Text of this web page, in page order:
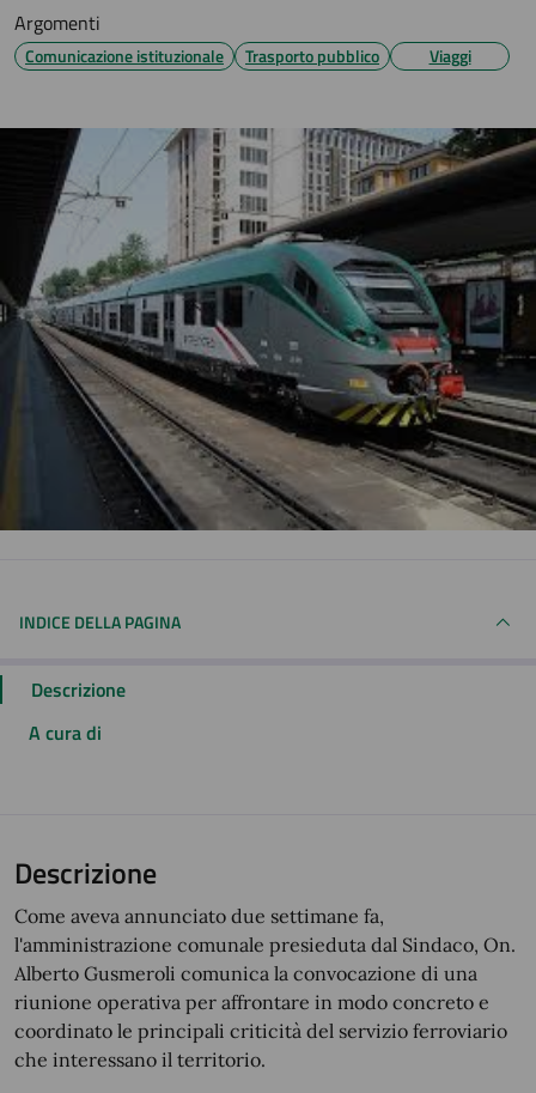
Argomenti
Comunicazione istituzionale Trasporto pubblico Viaggi
INDICE DELLA PAGINA
Descrizione
A cura di
Descrizione
Come aveva annunciato due settimane fa,
l'amministrazione comunale presieduta dal Sindaco, On.
Alberto Gusmeroli comunica la convocazione di una
riunione operativa per affrontare in modo concreto e
coordinato le principali criticità del servizio ferroviario
che interessano il territorio.